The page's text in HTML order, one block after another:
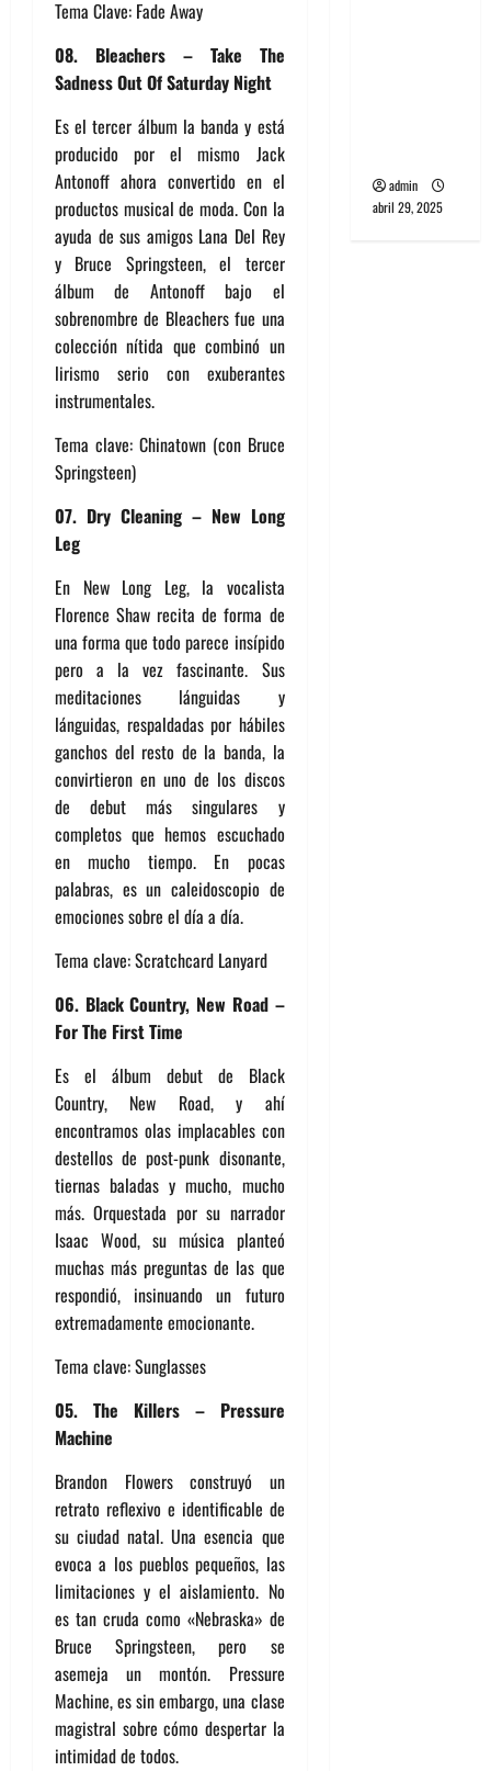
Tema Clave: Fade Away
08. Bleachers – Take The
Sadness Out Of Saturday Night
Es el tercer álbum la banda y está
producido por el mismo Jack
Antonoff ahora convertido en el
productos musical de moda. Con la
ayuda de sus amigos Lana Del Rey
y Bruce Springsteen, el tercer
álbum de Antonoff bajo el
sobrenombre de Bleachers fue una
colección nítida que combinó un
lirismo serio con exuberantes
instrumentales.
Tema clave: Chinatown (con Bruce
Springsteen)
07. Dry Cleaning – New Long
Leg
En New Long Leg, la vocalista
Florence Shaw recita de forma de
una forma que todo parece insípido
pero a la vez fascinante. Sus
meditaciones lánguidas y
lánguidas, respaldadas por hábiles
ganchos del resto de la banda, la
convirtieron en uno de los discos
de debut más singulares y
completos que hemos escuchado
en mucho tiempo. En pocas
palabras, es un caleidoscopio de
emociones sobre el día a día.
Tema clave: Scratchcard Lanyard
06. Black Country, New Road –
For The First Time
Es el álbum debut de Black
Country, New Road, y ahí
encontramos olas implacables con
destellos de post-punk disonante,
tiernas baladas y mucho, mucho
más. Orquestada por su narrador
Isaac Wood, su música planteó
muchas más preguntas de las que
respondió, insinuando un futuro
extremadamente emocionante.
Tema clave: Sunglasses
05. The Killers – Pressure
Machine
Brandon Flowers construyó un
retrato reflexivo e identificable de
su ciudad natal. Una esencia que
evoca a los pueblos pequeños, las
limitaciones y el aislamiento. No
es tan cruda como «Nebraska» de
Bruce Springsteen, pero se
asemeja un montón. Pressure
Machine, es sin embargo, una clase
magistral sobre cómo despertar la
intimidad de todos.
admin
abril 29, 2025